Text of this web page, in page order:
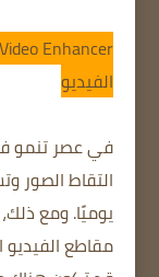
الفيديو
في عصر تنمو
التقاط الصور
يوميًا. ومع
مقاطع